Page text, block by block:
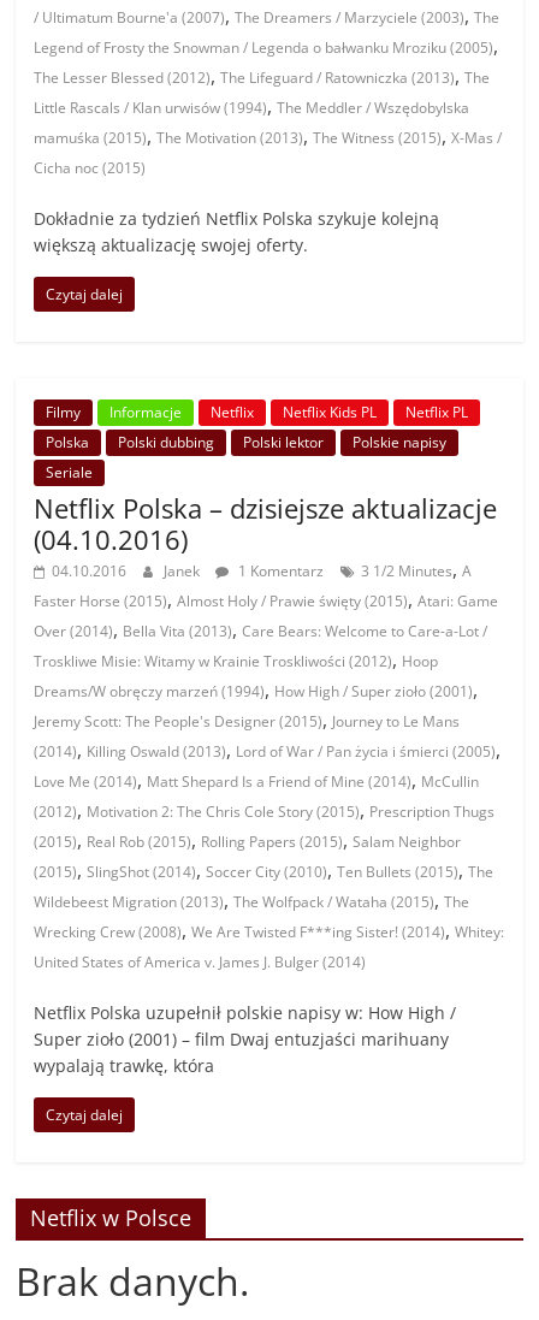
/ Ultimatum Bourne'a (2007),The Dreamers / Marzyciele (2003),The
Legend of Frosty the Snowman / Legenda o bałwanku Mroziku (2005),
The Lesser Blessed (2012),The Lifeguard / Ratowniczka (2013),The
Little Rascals / Klan urwisów (1994),The Meddler / Wszędobylska
mamuśka (2015),The Motivation (2013),The Witness (2015),X-Mas /
Cicha noc (2015)
Dokładnie za tydzień Netflix Polska szykuje kolejną
większą aktualizację swojej oferty.
Czytaj dalej
Filmy Informacje Netflix Netflix Kids PL
Netflix PL
Polska
Polski dubbing Polski lektor
Polskie napisy
Seriale
Netflix Polska – dzisiejsze aktualizacje
(04.10.2016)
04.10.2016 Janek 1 Komentarz 3 1/2 Minutes,A
Faster Horse (2015),Almost Holy / Prawie święty (2015),Atari: Game
Over (2014), Bella Vita (2013),Care Bears: Welcome to Care-a-Lot /
Troskliwe Misie: Witamy w Krainie Troskliwości (2012), Hoop
Dreams/W obręczy marzeń (1994), How High / Super zioło (2001),
Jeremy Scott: The People's Designer (2015), Journey to Le Mans
(2014), Killing Oswald (2013), Lord of War / Pan życia i śmierci (2005),
Love Me (2014), Matt Shepard Is a Friend of Mine (2014), McCullin
(2012), Motivation 2: The Chris Cole Story (2015), Prescription Thugs
(2015), Real Rob (2015), Rolling Papers (2015),Salam Neighbor
(2015),SlingShot (2014),Soccer City (2010),Ten Bullets (2015),The
Wildebeest Migration (2013),The Wolfpack / Wataha (2015),The
Wrecking Crew (2008),We Are Twisted F***ing Sister! (2014),Whitey:
United States of America v. James J. Bulger (2014)
Netflix Polska uzupełnił polskie napisy w: How High /
Super zioło (2001) – film Dwaj entuzjaści marihuany
wypalają trawkę, która
Czytaj dalej
Netflix w Polsce
Brak danych.